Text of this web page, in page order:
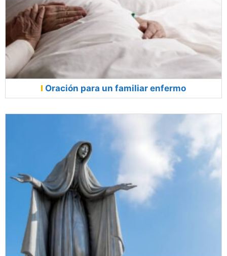
Oración para un familiar enfermo